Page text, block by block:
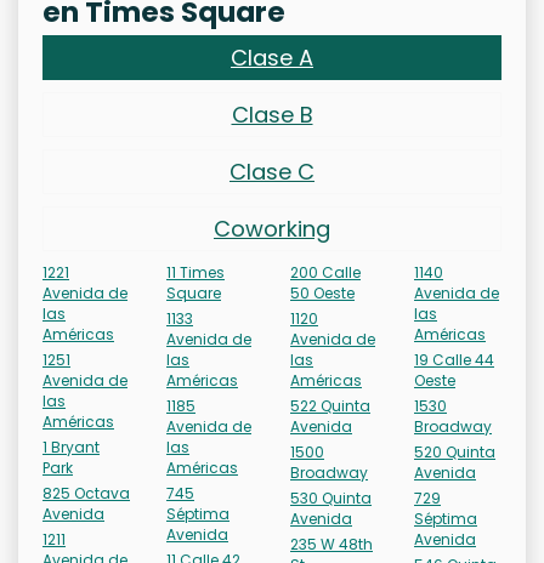
en Times Square
Clase A
Clase B
Clase C
Coworking
1221
Avenida de
las
Américas
1251
Avenida de
las
Américas
1 Bryant
Park
825 Octava
Avenida
1211
11 Times
Square
1133
Avenida de
las
Américas
1185
Avenida de
las
Américas
745
Séptima
Avenida
200 Calle
50 Oeste
1120
Avenida de
las
Américas
522 Quinta
Avenida
1500
Broadway
530 Quinta
Avenida
235 W 48th
1140
Avenida de
las
Américas
19 Calle 44
Oeste
1530
Broadway
520 Quinta
Avenida
729
Séptima
Avenida